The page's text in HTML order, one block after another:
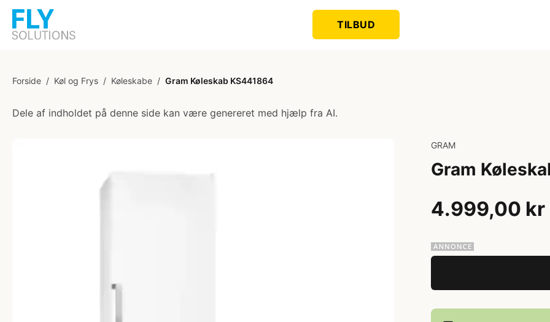
TILBUD
Forside / Køl og Frys / Køleskabe / Gram Køleskab KS441864
Dele af indholdet på denne side kan være genereret med hjælp fra AI.
GRAM
Gram
4.999,00 kr